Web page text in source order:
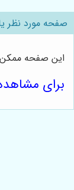
صفحه مورد نظر
این صفحه ممکن
برای